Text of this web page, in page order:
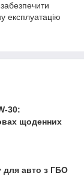
експлуатацію
30:
щоденних
для авто з ГБО